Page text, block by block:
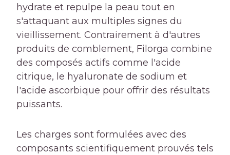
hydrate et repulpe la peau tout en
s'attaquant aux multiples signes du
vieillissement. Contrairement à d'autres
produits de comblement, Filorga combine
des composés actifs comme l'acide
citrique, le hyaluronate de sodium et
l'acide ascorbique pour offrir des résultats
puissants.
Les charges sont formulées avec des
composants scientifiquement prouvés tels